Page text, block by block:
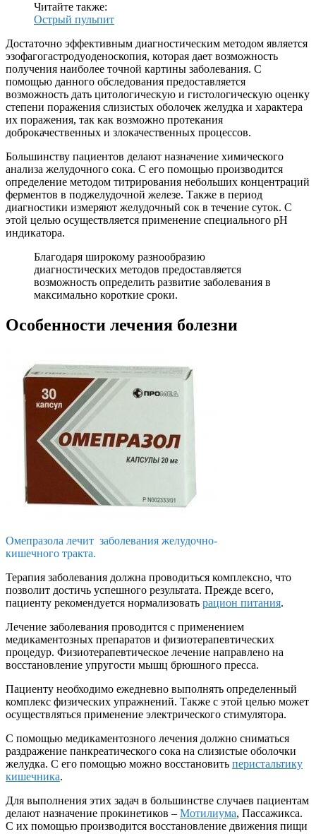
Читайте также:
Острый пульпит
Достаточно эффективным диагностическим методом является
эзофагогастродуоденоскопия, которая дает возможность
получения наиболее точной картины заболевания. С
помощью данного обследования предоставляется
возможность дать цитологическую и гистологическую оценку
степени поражения слизистых оболочек желудка и характера
их поражения, так как возможно протекания
доброкачественных и злокачественных процессов.
Большинству пациентов делают назначение химического
анализа желудочного сока. С его помощью производится
определение методом титрирования небольших концентраций
ферментов в поджелудочной железе. Также в период
диагностики измеряют желудочный сок в течение суток. С
этой целью осуществляется применение специального рН
индикатора.
Благодаря широкому разнообразию
диагностических методов предоставляется
возможность определить развитие заболевания в
максимально короткие сроки.
Особенности лечения болезни
Омепразола лечит заболевания желудочно-
кишечного тракта.
Терапия заболевания должна проводиться комплексно, что
позволит достичь успешного результата. Прежде всего,
пациенту рекомендуется нормализовать рацион питания.
Лечение заболевания проводится с применением
медикаментозных препаратов и физиотерапевтических
процедур. Физиотерапевтическое лечение направлено на
восстановление упругости мышц брюшного пресса.
Пациенту необходимо ежедневно выполнять определенный
комплекс физических упражнений. Также с этой целью может
осуществляться применение электрического стимулятора.
С помощью медикаментозного лечения должно сниматься
раздражение панкреатического сока на слизистые оболочки
желудка. С его помощью можно восстановить перистальтику
кишечника.
Для выполнения этих задач в большинстве случаев пациентам
делают назначение прокинетиков – Мотилиума, Пассажикса.
С их помощью производится восстановление движения пищи